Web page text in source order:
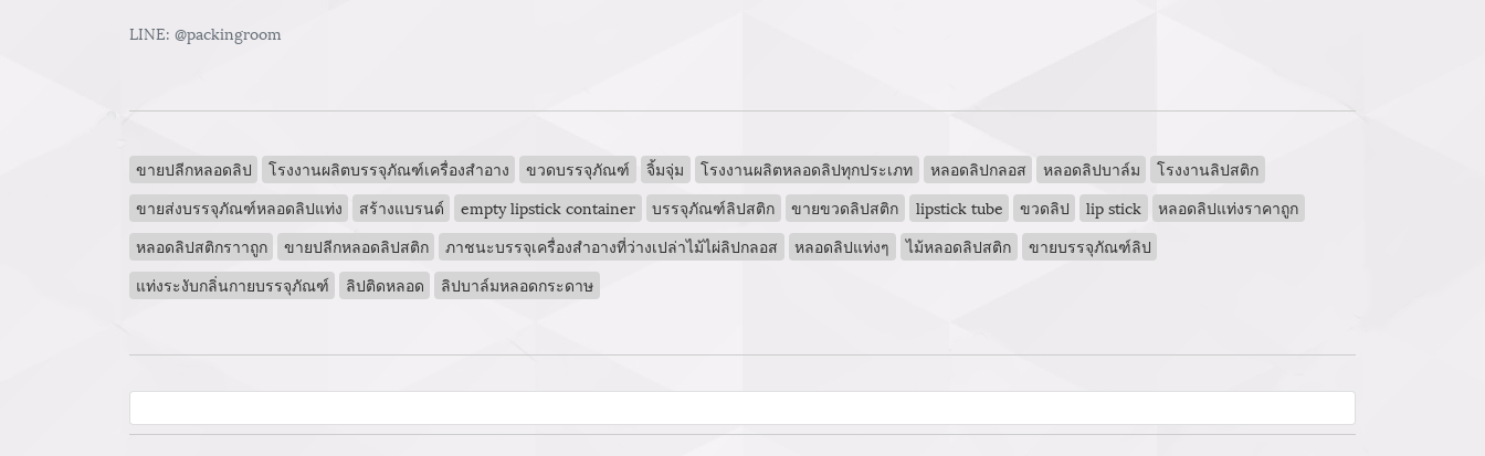
LINE: @packingroom
ขายปลีกหลอดลิป โรงงานผลิตบรรจุภัณฑ์เครื่องสำอาง ขวดบรรจุภัณฑ์ จิ้มจุ่ม โรงงานผลิตหลอดลิปทุกประเภท หลอดลิปกลอส หลอดลิปบาล์ม
โรงงานลิปสติก
ขายส่งบรรจุภัณฑ์หลอดลิปแท่ง
สร้างแบรนด์ empty lipstick container บรรจุภัณฑ์ลิปสติก ขายขวดลิปสติก lipstick tube ขวดลิป lip stick
หลอดลิปแท่งราคาถูก
หลอดลิปสติกราาถูก
ขายปลีกหลอดลิปสติก ภาชนะบรรจุเครื่องสำอางที่ว่างเปล่าไม้ไผ่ลิปกลอส หลอดลิปแท่งๆ ไม้หลอดลิปสติก
ขายบรรจุภัณฑ์ลิป
แท่งระงับกลิ่นกายบรรจุภัณฑ์
ลิปติดหลอด ลิปบาล์มหลอดกระดาษ